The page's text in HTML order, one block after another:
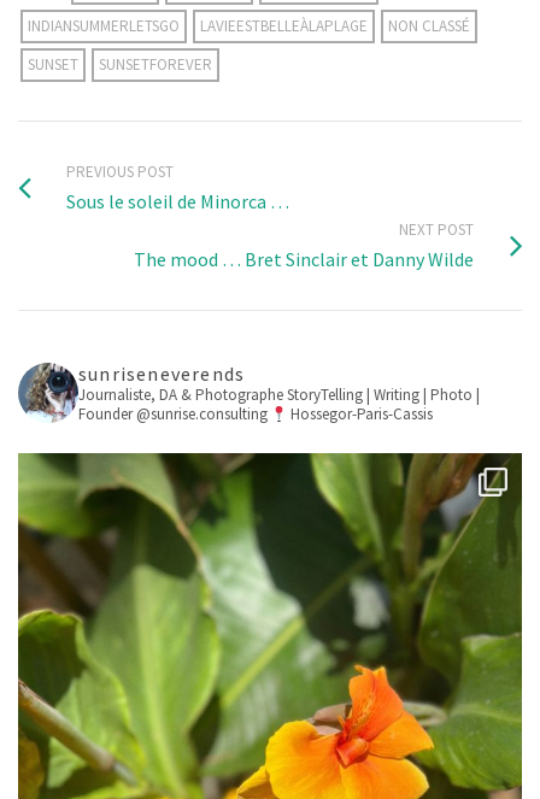
INDIANSUMMERLETSGO
LAVIEESTBELLEÀLAPLAGE
NON CLASSÉ
SUNSET
SUNSETFOREVER
PREVIOUS POST
Sous le soleil de Minorca …
NEXT POST
The mood … Bret Sinclair et Danny Wilde
sunriseneverends
Journaliste, DA & PhotographeStoryTelling | Writing | Photo |
Founder @sunrise.consulting
Hossegor-Paris-Cassis